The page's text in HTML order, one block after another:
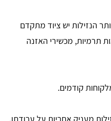
הנזילות יש ציוד מתקדם
תרמיות, מכשירי האזנה
קודמים.
מעניק אחריות על עבודתו.